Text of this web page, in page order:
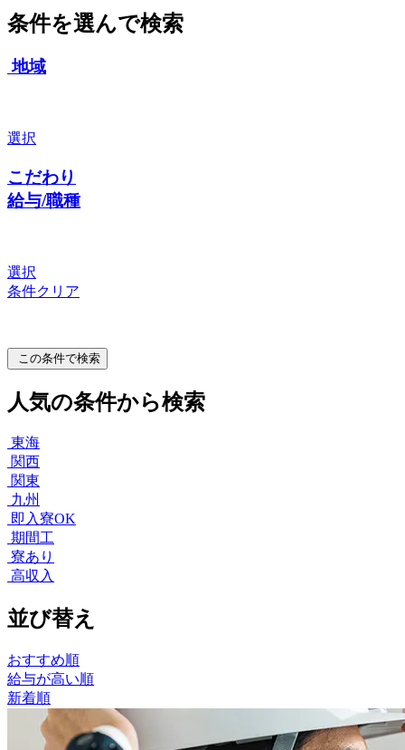
条件を選んで検索
地域
選択
こだわり
給与/職種
選択
条件クリア
この条件で検索
人気の条件から検索
東海
関西
関東
九州
即入寮OK
期間工
寮あり
高収入
並び替え
おすすめ順
給与が高い順
新着順